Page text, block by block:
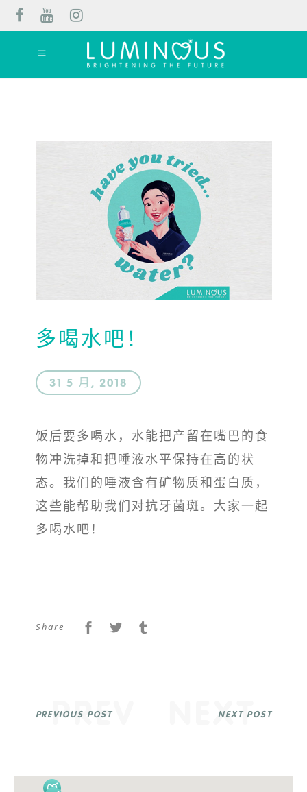
多喝水吧！
31 5 月, 2018
饭后要多喝水，水能把产留在嘴巴的食
物冲洗掉和把唾液水平保持在高的状
态。我们的唾液含有矿物质和蛋白质，
这些能帮助我们对抗牙菌斑。大家一起
多喝水吧！
Share
PREV
PREVIOUS POST NEXT
NEXT POST